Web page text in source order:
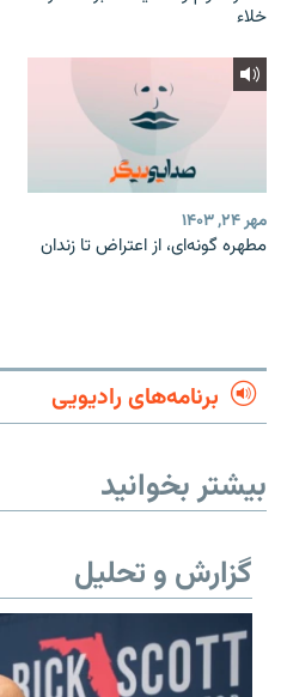
خلاء
مهر ۲۴, ۱۴۰۳
مطهره گونه‌ای، از اعتراض تا زندان
برنامه‌های رادیویی
بیشتر بخوانید
گزارش و تحلیل